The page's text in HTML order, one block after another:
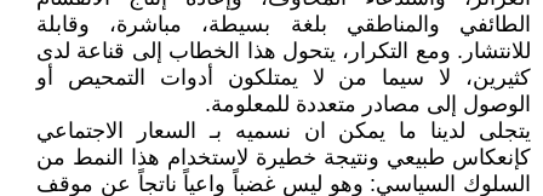
الطائفي والمناطقي بلغة بسيطة، مباشرة، وقابلة
للانتشار. ومع التكرار، يتحول هذا الخطاب إلى قناعة لدى
كثيرين، لا سيما من لا يمتلكون أدوات التمحيص أو
الوصول إلى مصادر متعددة للمعلومة.
يتجلى لدينا ما يمكن ان نسميه بـ السعار الاجتماعي
كإنعكاس طبيعي ونتيجة خطيرة لاستخدام هذا النمط من
السلوك السياسي: وهو ليس غضباً واعياً ناتجاً عن موقف